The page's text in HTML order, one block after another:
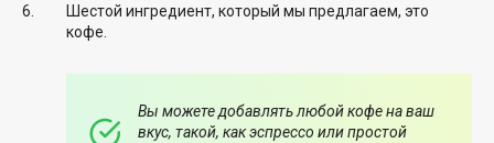
Шестой ингредиент, который мы предлагаем, это
кофе.
Вы можете добавлять любой кофе на ваш
вкус, такой, как эспрессо или простой